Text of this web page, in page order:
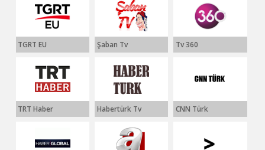
TGRT EU Şaban Tv Tv 360
TRT Haber Habertürk Tv CNN Türk